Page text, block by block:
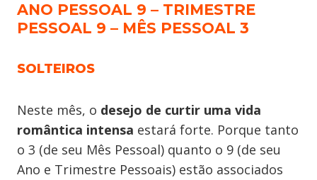
ANO PESSOAL 9 – TRIMESTRE
PESSOAL 9 – MÊS PESSOAL 3
SOLTEIROS
Neste mês, o desejo de curtir uma vida
romântica intensa estará forte. Porque tanto
o 3 (de seu Mês Pessoal) quanto o 9 (de seu
Ano e Trimestre Pessoais) estão associados